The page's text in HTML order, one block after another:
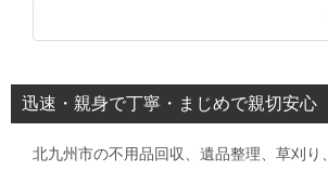
迅速・親身で丁寧・まじめで親切安心
北九州市の不用品回収、遺品整理、草刈り